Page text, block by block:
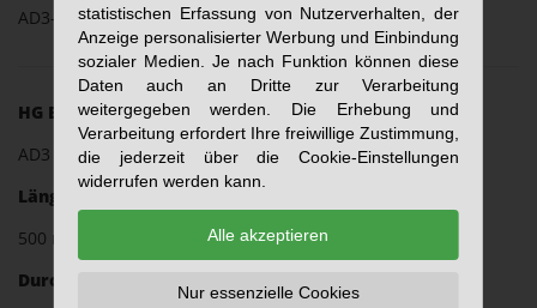
AD3-50-500
HG Einlege-Prismagröße:
AD3
Länge:
500 mm
Durchmesser:
statistischen Erfassung von Nutzerverhalten, der
Anzeige personalisierter Werbung und Einbindung
sozialer Medien. Je nach Funktion können diese
Daten auch an Dritte zur Verarbeitung
weitergegeben werden. Die Erhebung und
Verarbeitung erfordert Ihre freiwillige Zustimmung,
die jederzeit über die Cookie-Einstellungen
widerrufen werden kann.
Alle akzeptieren
Nur essenzielle Cookies